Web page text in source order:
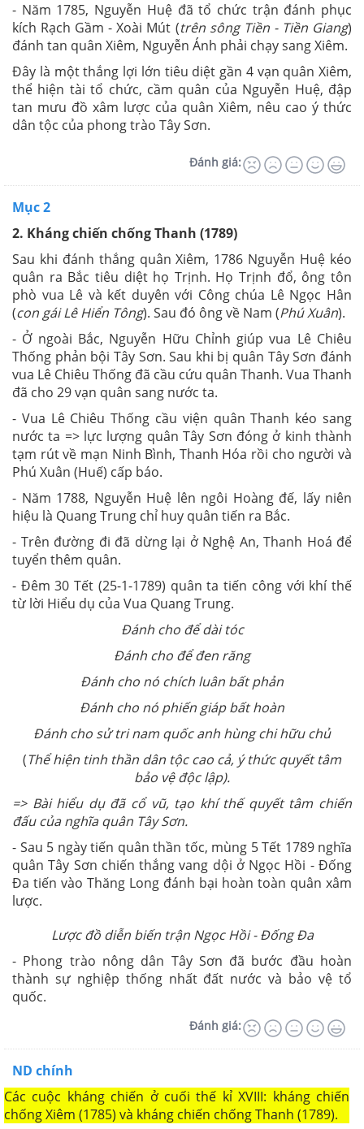
- Năm 1785, Nguyễn Huệ đã tổ chức trận đánh phục
kích Rạch Gầm - Xoài Mút (trên sông Tiền - Tiền Giang)
đánh tan quân Xiêm, Nguyễn Ánh phải chạy sang Xiêm.
Đây là một thắng lợi lớn tiêu diệt gần 4 vạn quân Xiêm,
thể hiện tài tổ chức, cầm quân của Nguyễn Huệ, đập
tan mưu đồ xâm lược của quân Xiêm, nêu cao ý thức
dân tộc của phong trào Tây Sơn.
Đánh giá:
Mục 2
2. Kháng chiến chống Thanh (1789)
Sau khi đánh thắng quân Xiêm, 1786 Nguyễn Huệ kéo
quân ra Bắc tiêu diệt họ Trịnh. Họ Trịnh đổ, ông tôn
phò vua Lê và kết duyên với Công chúa Lê Ngọc Hân
(con gái Lê Hiển Tông). Sau đó ông về Nam (Phú Xuân).
- Ở ngoài Bắc, Nguyễn Hữu Chỉnh giúp vua Lê Chiêu
Thống phản bội Tây Sơn. Sau khi bị quân Tây Sơn đánh
vua Lê Chiêu Thống đã cầu cứu quân Thanh. Vua Thanh
đã cho 29 vạn quân sang nước ta.
- Vua Lê Chiêu Thống cầu viện quân Thanh kéo sang
nước ta => lực lượng quân Tây Sơn đóng ở kinh thành
tạm rút về mạn Ninh Bình, Thanh Hóa rồi cho người và
Phú Xuân (Huế) cấp báo.
- Năm 1788, Nguyễn Huệ lên ngôi Hoàng đế, lấy niên
hiệu là Quang Trung chỉ huy quân tiến ra Bắc.
- Trên đường đi đã dừng lại ở Nghệ An, Thanh Hoá để
tuyển thêm quân.
- Đêm 30 Tết (25-1-1789) quân ta tiến công với khí thế
từ lời Hiểu dụ của Vua Quang Trung.
Đánh cho để dài tóc
Đánh cho để đen răng
Đánh cho nó chích luân bất phản
Đánh cho nó phiến giáp bất hoàn
Đánh cho sử tri nam quốc anh hùng chi hữu chủ
(Thể hiện tinh thần dân tộc cao cả, ý thức quyết tâm
bảo vệ độc lập).
=> Bài hiểu dụ đã cổ vũ, tạo khí thế quyết tâm chiến
đấu của nghĩa quân Tây Sơn.
- Sau 5 ngày tiến quân thần tốc, mùng 5 Tết 1789 nghĩa
quân Tây Sơn chiến thắng vang dội ở Ngọc Hồi - Đống
Đa tiến vào Thăng Long đánh bại hoàn toàn quân xâm
lược.
Lược đồ diễn biến trận Ngọc Hồi - Đống Đa
- Phong trào nông dân Tây Sơn đã bước đầu hoàn
thành sự nghiệp thống nhất đất nước và bảo vệ tổ
quốc.
Đánh giá:
ND chính
Các cuộc kháng chiến ở cuối thế kỉ XVIII: kháng chiến
chống Xiêm (1785) và kháng chiến chống Thanh (1789).